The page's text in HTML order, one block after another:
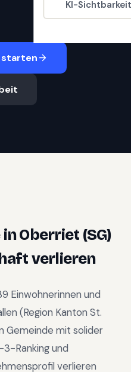
KI-
inOberriet (SG)
verlieren
Einwohnerinnen und
(Region Kanton St.
Gemeinde mit solider
Ranking und
verlieren